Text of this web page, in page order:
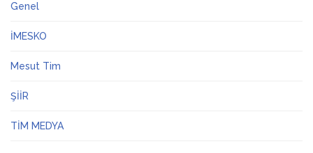
Genel
İMESKO
Mesut Tim
ŞİİR
TİM MEDYA